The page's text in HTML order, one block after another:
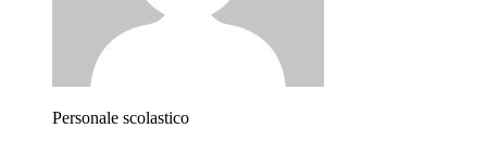
Personale scolastico